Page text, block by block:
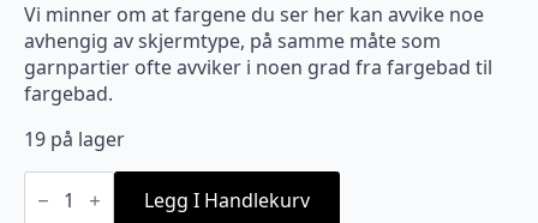
Vi minner om at fargene du ser her kan avvike noe
avhengig av skjermtype, på samme måte som
garnpartier ofte avviker i noen grad fra fargebad til
fargebad.
19 på lager
7772
Sunday Legg I Handlekurv